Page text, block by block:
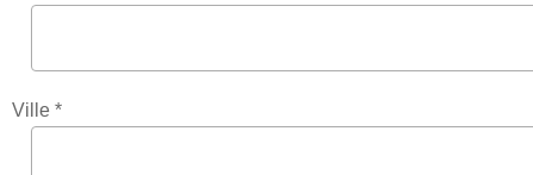
Ville *